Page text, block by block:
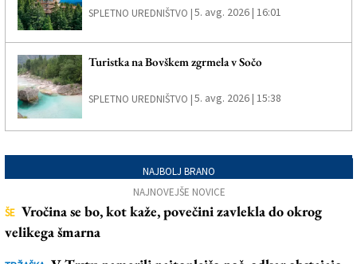
SPLETNO UREDNIŠTVO |5. avg. 2026 | 16:01
Turistka na Bovškem zgrmela v Sočo
SPLETNO UREDNIŠTVO |5. avg. 2026 | 15:38
NAJBOLJ BRANO
NAJNOVEJŠE NOVICE
ŠE Vročina se bo, kot kaže, povečini zavlekla do okrog
velikega šmarna